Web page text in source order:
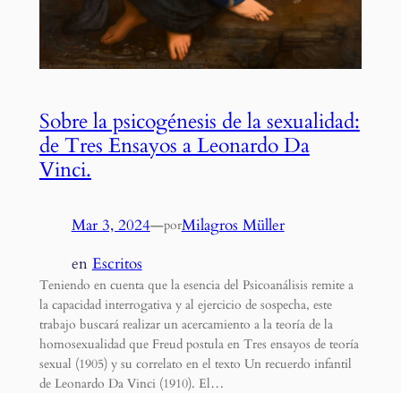
Sobre la psicogénesis de la sexualidad:
de Tres Ensayos a Leonardo Da
Vinci.
Mar 3, 2024—porMilagros Müller
en Escritos
Teniendo en cuenta que la esencia del Psicoanálisis remite a
la capacidad interrogativa y al ejercicio de sospecha, este
trabajo buscará realizar un acercamiento a la teoría de la
homosexualidad que Freud postula en Tres ensayos de teoría
sexual (1905) y su correlato en el texto Un recuerdo infantil
de Leonardo Da Vinci (1910). El…